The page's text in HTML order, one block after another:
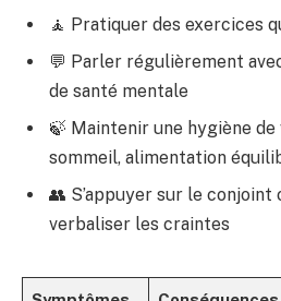
🧘 Pratiquer des exercices
💬 Parler régulièrement
de santé mentale
🍃 Maintenir une hygiène
sommeil, alimentation
👥 S’appuyer sur le
verbaliser les craintes